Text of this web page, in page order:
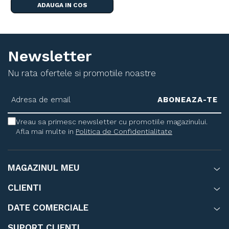
necesara o aplicatie.
Design stabil si versatil:
Structura robusta: Picioare stabile cu 4 suporturi pentru o
fixare sigura pe orice suprafata.
ADAUGA IN COS
Newsletter
Nu rata ofertele si promotiile noastre
Vreau sa primesc newsletter cu promotiile magazinului.
Afla mai multe in Politica de Confidentialitate
MAGAZINUL MEU
CLIENTI
DATE COMERCIALE